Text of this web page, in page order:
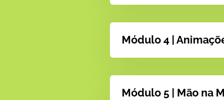
Módulo 4 |
Módulo 5 | Mão na